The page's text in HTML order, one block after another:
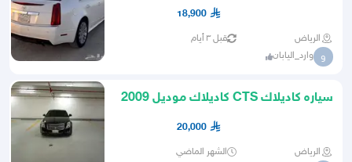
18,900
الرياض قبل ٣ أيام
و وارد_اليابان
سياره كاديلاك CTS كاديلاك موديل 2009
20,000
الرياض الشهر الماضي